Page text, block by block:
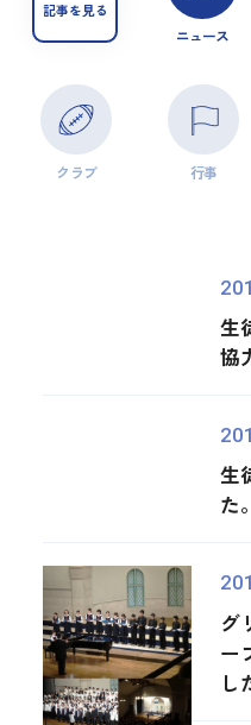
記事を見る
ニュース
クラブ 行事
生
協
生
た。
グ
ー
し